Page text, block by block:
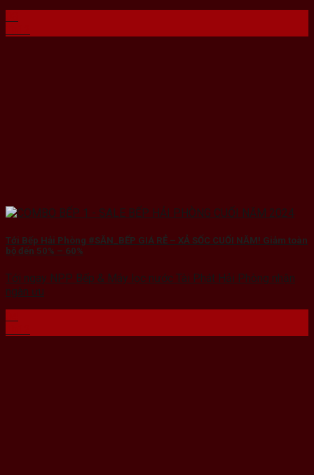
Tới Bếp Hải Phòng #SĂN_BẾP GIÁ RẺ – XẢ SỐC CUỐI NĂM! Giảm toàn
bộ đến 50% – 60%
Tới ngay NPP Bếp & Máy lọc nước Tài Phát Hải Phòng nhận
ngàn ưu